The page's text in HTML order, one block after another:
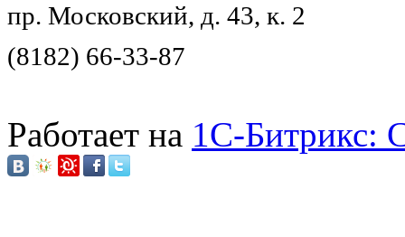
пр. Московский, д. 43, к. 2
(8182) 66-33-87
Работает на 1C-Битрикс: